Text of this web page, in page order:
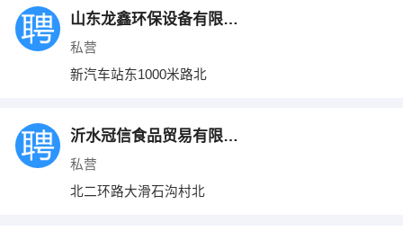
山东龙鑫环保设备有限公司
私营
新汽车站东1000米路北
沂水冠信食品贸易有限公司
私营
北二环路大滑石沟村北